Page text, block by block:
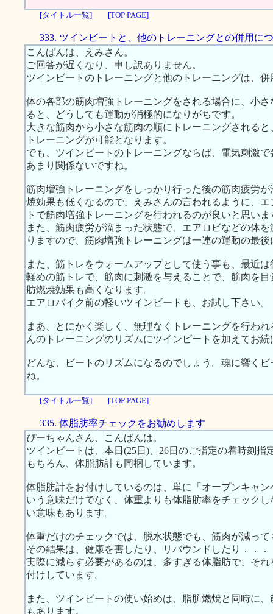
[タイトル一覧] [TOP PAGE]
333. ツインビートと、他のトレーニングとの併用に
こんばんは、えみさん。
ご回答が遅くなり、申し訳ありません。
ツインビートのトレーニングと他のトレーニングは、
体の各部の筋肉増強トレーニングをされる場合に、小
ると、どうしても運動が消極的になりがちです。
大きな筋肉から小さな筋肉の順にトレーニングされる
トレーニングが可能となります。
でも、ツインビートのトレーニングならば、電気刺激
あまり関係ないですね。
筋肉増強トレーニングをしっかり行った後の筋肉疲労
焼効果も低くなるので、えみさんの言われるように、
トで筋肉増強トレーニングを行われるのが良いと思いま
また、筋肉疲労が溜まった状態で、エアロビなどの体
りますので、筋肉増強トレーニングは一連の運動の最
また、筋トレをウォームアップとして使う事も、最近
軽めの筋トレで、筋肉に刺激を与えることで、筋肉を
肪燃焼効果も高くなります。
エアロバイク前の軽いツインビートも、お試し下さい。
まあ、とにかく楽しく、無理なくトレーニングを行わ
んのトレーニングのリズムにツインビートを加えてお続
どんな、ビートのリズムになるのでしょう。魂に響く
ね。
[タイトル一覧] [TOP PAGE]
335. 体脂肪率チェックをお勧めします
ぴーちゃんさん、こんばんは。
ツインビートは、本日(25日)、26日のご指定の着時刻指
もちろん、体脂肪計も同梱しています。
体脂肪計をお付けしているのは、単に「オープンキャ
いう意味だけでなく、体重よりも体脂肪率をチェック
い意味もあります。
体重だけのチェックでは、脱水状態でも、筋肉が減っ
その結果は、健康を害したり、リバウンドしたり．．．
実際に減らす必要があるのは、多すぎる体脂肪で、そ
付けしています。
また、ツインビートの使い始めは、脂肪燃焼と同時に
もあります。